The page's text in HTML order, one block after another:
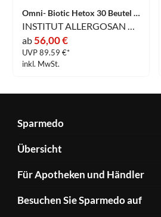
Omni- Biotic Hetox 30 Beutel 30 x 6 g
INSTITUT ALLERGOSAN Deutschland (privat) GmbH
ab56,00 €
UVP 89.59 €*
inkl. MwSt.
Sparmedo
Über
Sparmedo
FAQ
Kontakt
Übersicht
Herstellerverzeichnis
Produkte
A-
Für Apotheken und Händler
&
Besuchen Sie Sparmedo auf